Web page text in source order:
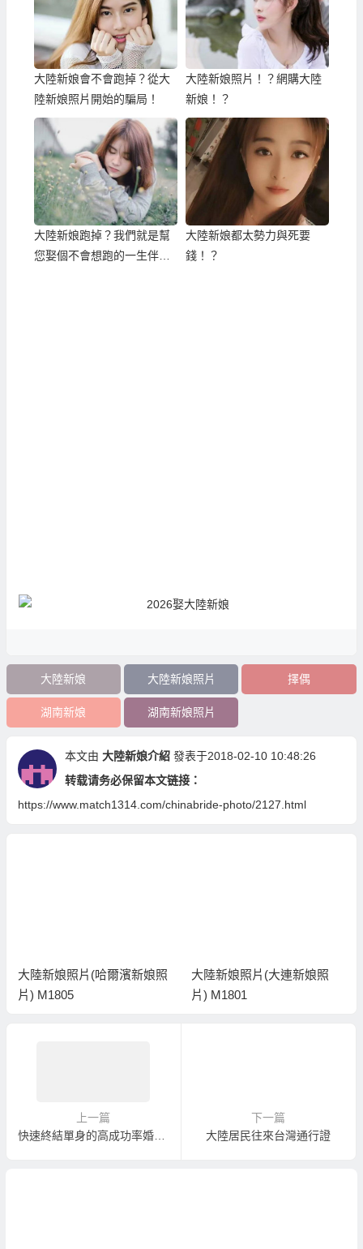
大陸新娘會不會跑掉？從大
陸新娘照片開始的騙局！
大陸新娘照片！？網購大陸
新娘！？
大陸新娘跑掉？我們就是幫
您娶個不會想跑的一生伴
大陸新娘都太勢力與死要
錢！？
大陸新娘 大陸新娘照片 擇偶
湖南新娘 湖南新娘照片
本文由 大陸新娘介紹 發表于2018-02-10 10:48:26
转载请务必保留本文链接：
https://www.match1314.com/chinabride-photo/2127.html
大陸新娘照片(哈爾濱新娘照
片) M1805
大陸新娘照片(大連新娘照
片) M1801
上一篇
快速終結單身的高成功率婚姻媒合服務
下一篇
大陸居民往來台灣通行證